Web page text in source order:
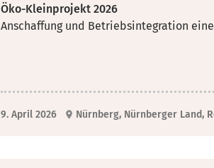
Öko-Kleinprojekt 2026
Anschaffung und Betriebsintegration
9. April 2026 Nürnberg, Nürnberger Land,